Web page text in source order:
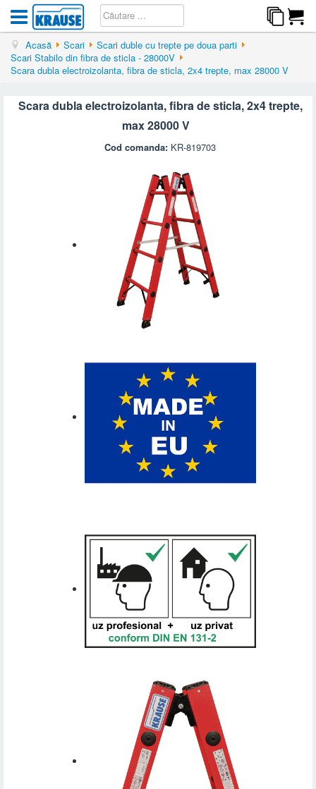
Acasă Scari
Scari duble cu trepte pe doua parti
Scari Stabilo din fibra de sticla - 28000V
Scara dubla electroizolanta, fibra de sticla, 2x4 trepte, max 28000 V
Scara dubla electroizolanta, fibra de sticla, 2x4 trepte,
max 28000 V
Cod comanda: KR-819703